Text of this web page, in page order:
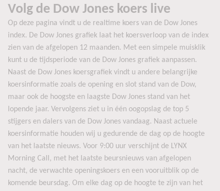
Volg de Dow Jones koers live
Op deze pagina vindt u de realtime koers van de Dow Jones
index. De Dow Jones grafiek laat het koersverloop van de index
zien van de afgelopen 12 maanden. Met een simpele muisklik
kunt u de tijdsperiode van de Dow Jones grafiek aanpassen.
Naast de Dow Jones koersgrafiek vindt u andere belangrijke
koersinformatie zoals de opening en slot stand van de Dow,
maar ook de hoogste en laagste Dow Jones stand van het
lopende jaar. Vervolgens ziet u in één oogopslag de top 5
stijgers en dalers van de Dow Jones vandaag. Naast actuele
koersinformatie houden wij u gedurende de dag op de hoogte
van het laatste nieuws. Voor 9:00 uur verschijnt de LYNX
Morning Call, met het laatste beursnieuws van afgelopen
nacht, de verwachte openingskoers en een vooruitblik op de
komende beursdag. Om elke dag op de hoogte te zijn van het